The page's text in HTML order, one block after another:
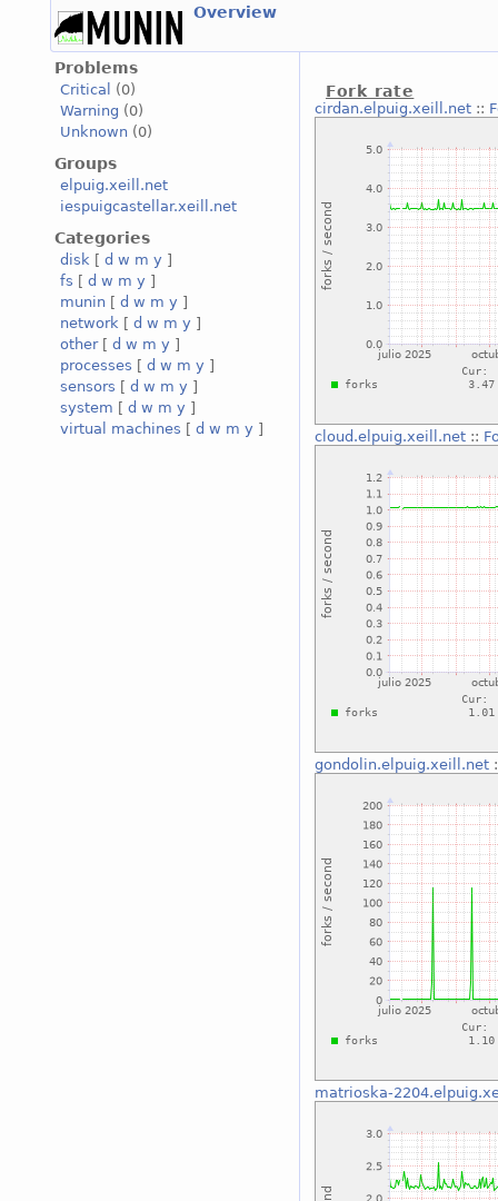
Overview
Problems
Critical
(0)
Warning (0)
Unknown (0)
Groups
elpuig.xeill.net
iespuigcastellar.xeill.net
Categories
disk [ d w m y ]
fs [ d w m y ]
munin [ d w m y ]
network [ d w m y ]
other[ d w m y ]
processes [ d w m y ]
sensors [ d w m y ]
system [ d w m y ]
virtual machines [ d w m y ]
Fork rate
cirdan.elpuig.xeill.net::
cloud.elpuig.xeill.net::
gondolin.elpuig.xeill.net
matrioska-